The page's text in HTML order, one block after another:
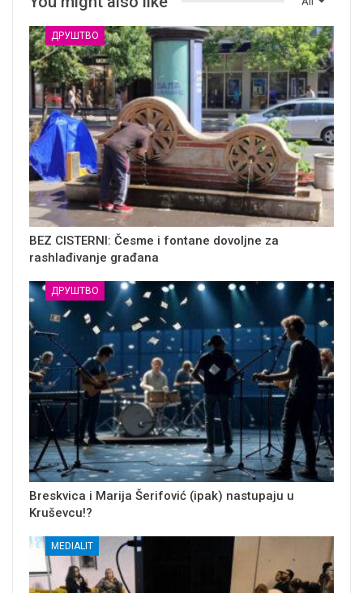
ДРУШТВО
BEZ CISTERNI: Česme i fontane dovoljne za
rashlađivanje građana
ДРУШТВО
Breskvica i Marija Šerifović (ipak) nastupaju u
Kruševcu!?
MEDIALIT